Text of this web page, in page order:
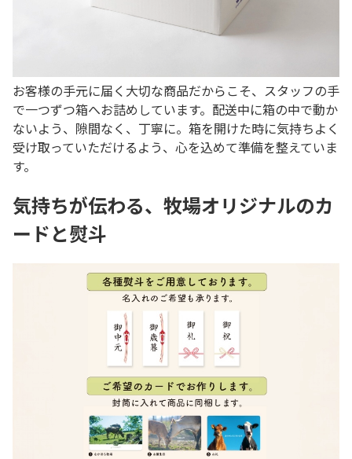
お客様の手元に届く大切な商品だからこそ、スタッフの手
で一つずつ箱へお詰めしています。配送中に箱の中で動か
ないよう、隙間なく、丁寧に。箱を開けた時に気持ちよく
受け取っていただけるよう、心を込めて準備を整えていま
す。
気持ちが伝わる、牧場オリジナルのカ
ードと熨斗